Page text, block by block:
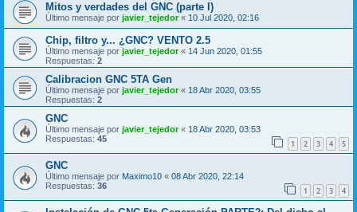
Mitos y verdades del GNC (parte I)
Último mensaje por javier_tejedor« 10 Jul 2020, 02:16
Chip, filtro y... ¿GNC? VENTO 2.5
Último mensaje por javier_tejedor« 14 Jun 2020, 01:55
Respuestas: 2
Calibracion GNC 5TA Gen
Último mensaje por javier_tejedor« 18 Abr 2020, 03:55
Respuestas: 2
GNC
Último mensaje por javier_tejedor« 18 Abr 2020, 03:53
Respuestas: 45 1 2 3 4 5
GNC
Último mensaje por Maximo10 « 08 Abr 2020, 22:14
Respuestas: 36 1 2 3 4